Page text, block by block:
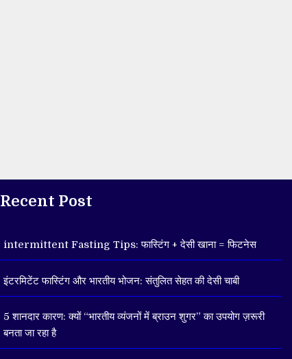
Recent Post
intermittent Fasting Tips: फास्टिंग + देसी खाना = फिटनेस
इंटरमिटेंट फास्टिंग और भारतीय भोजन: संतुलित सेहत की देसी चाबी
5 शानदार कारण: क्यों “भारतीय व्यंजनों में ब्राउन शुगर” का उपयोग ज़रूरी
बनता जा रहा है